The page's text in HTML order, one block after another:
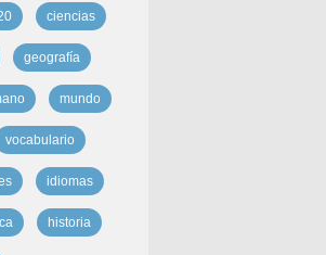
ciencias
geografía
mundo
vocabulario
idiomas
historia